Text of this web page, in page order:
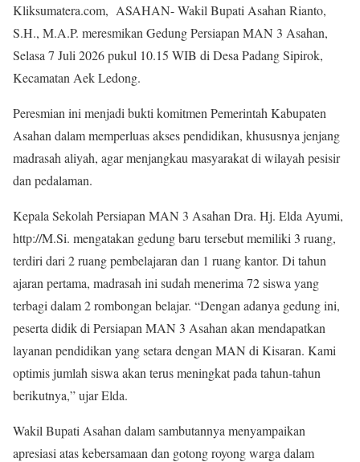
Kliksumatera.com, ASAHAN- Wakil Bupati Asahan Rianto,
S.H., M.A.P. meresmikan Gedung Persiapan MAN 3 Asahan,
Selasa 7 Juli 2026 pukul 10.15 WIB di Desa Padang Sipirok,
Kecamatan Aek Ledong.
Peresmian ini menjadi bukti komitmen Pemerintah Kabupaten
Asahan dalam memperluas akses pendidikan, khususnya jenjang
madrasah aliyah, agar menjangkau masyarakat di wilayah pesisir
dan pedalaman.
Kepala Sekolah Persiapan MAN 3 Asahan Dra. Hj. Elda Ayumi,
http://M.Si. mengatakan gedung baru tersebut memiliki 3 ruang,
terdiri dari 2 ruang pembelajaran dan 1 ruang kantor. Di tahun
ajaran pertama, madrasah ini sudah menerima 72 siswa yang
terbagi dalam 2 rombongan belajar. “Dengan adanya gedung ini,
peserta didik di Persiapan MAN 3 Asahan akan mendapatkan
layanan pendidikan yang setara dengan MAN di Kisaran. Kami
optimis jumlah siswa akan terus meningkat pada tahun-tahun
berikutnya,” ujar Elda.
Wakil Bupati Asahan dalam sambutannya menyampaikan
apresiasi atas kebersamaan dan gotong royong warga dalam